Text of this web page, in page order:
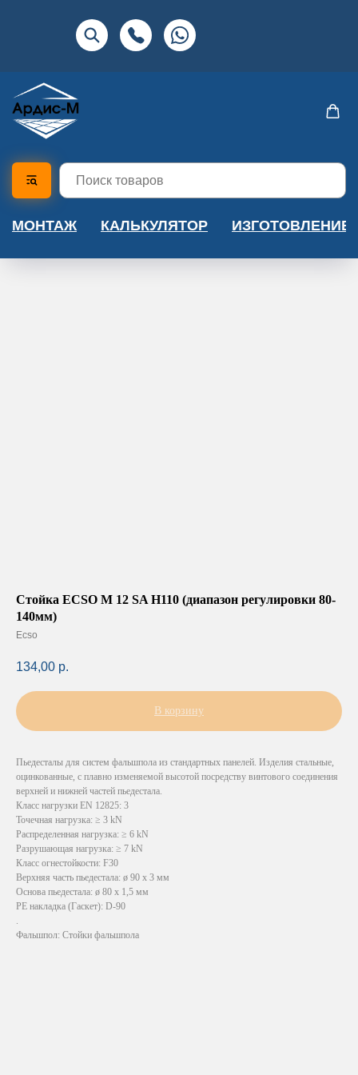
МОНТАЖ КАЛЬКУЛЯТОР ИЗГОТОВЛЕНИЕ
Стойка ECSO M 12 SA H110 (диапазон регулировки 80-
140мм)
Ecso
134,00 р.
В корзину
Пьедесталы для систем фальшпола из стандартных панелей. Изделия стальные,
оцинкованные, с плавно изменяемой высотой посредству винтового соединения
верхней и нижней частей пьедестала.
Класс нагрузки EN 12825: 3
Точечная нагрузка: ≥ 3 kN
Распределенная нагрузка: ≥ 6 kN
Разрушающая нагрузка: ≥ 7 kN
Класс огнестойкости: F30
Верхняя часть пьедестала: ø 90 х 3 мм
Основа пьедестала: ø 80 х 1,5 мм
PE накладка (Гаскет): D-90
Фальшпол: Стойки фальшпола